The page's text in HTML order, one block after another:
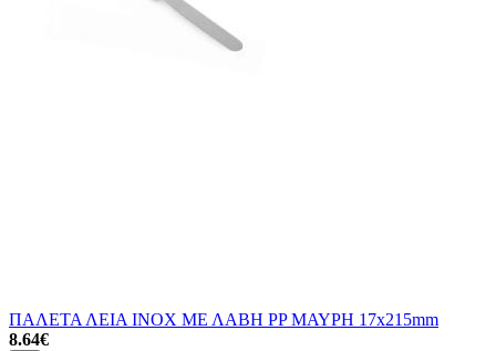
ΠΑΛΕΤΑ ΛΕΙΑ ΙΝΟΧ ΜΕ ΛΑΒΗ PP ΜΑΥΡΗ 17x215mm
8.64€